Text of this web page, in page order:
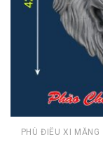
PHÙ ĐIÊU XI MĂNG